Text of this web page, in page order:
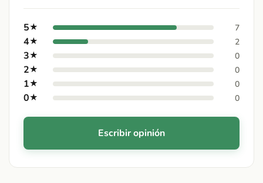
5★ 7
4★ 2
3★ 0
2★ 0
1★ 0
0★ 0
Escribir opinión